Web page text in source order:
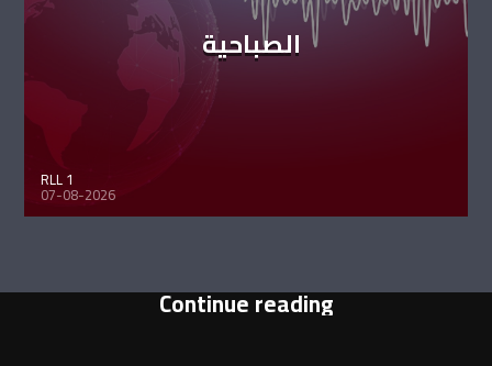
الصباحية
RLL 1
07-08-2026
Continue reading